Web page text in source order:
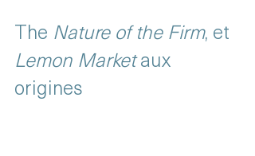
The Nature of the Firm, et
Lemon Market aux
origines